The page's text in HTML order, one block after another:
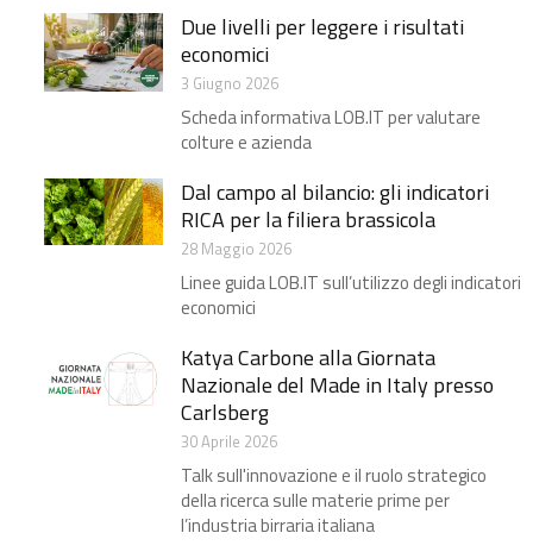
Due livelli per leggere i risultati
economici
3 Giugno 2026
Scheda informativa LOB.IT per valutare
colture e azienda
Dal campo al bilancio: gli indicatori
RICA per la filiera brassicola ​
28 Maggio 2026
Linee guida LOB.IT sull’utilizzo degli indicatori
economici
Katya Carbone alla Giornata
Nazionale del Made in Italy presso
Carlsberg​
30 Aprile 2026
Talk sull'innovazione e il ruolo strategico
della ricerca sulle materie prime per
l’industria birraria italiana